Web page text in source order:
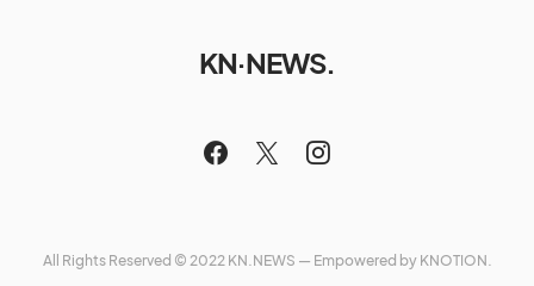
KN·NEWS.
All Rights Reserved © 2022 KN.NEWS — Empowered by KNOTION.